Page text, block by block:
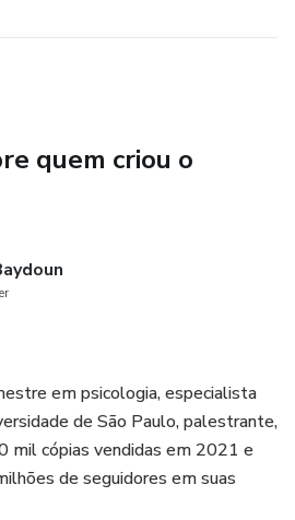
quem criou o
em psicologia, especialista
de São Paulo, palestrante,
mil cópias vendidas em 2021 e
de seguidores em suas